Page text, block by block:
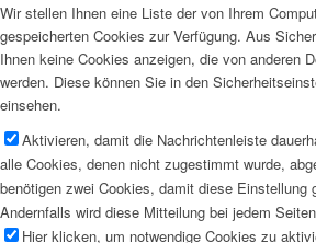
Wir stellen Ihnen eine Liste der von Ihrem
gespeicherten Cookies zur Verfügung. Aus
Ihnen keine Cookies anzeigen, die von anderen
werden. Diese können Sie in den
einsehen.
Aktivieren, damit die Nachrichtenleiste
alle Cookies, denen nicht zugestimmt wurde,
benötigen zwei Cookies, damit diese Einstellung
Andernfalls wird diese Mitteilung bei jedem
Hier klicken, um notwendige Cookies zu